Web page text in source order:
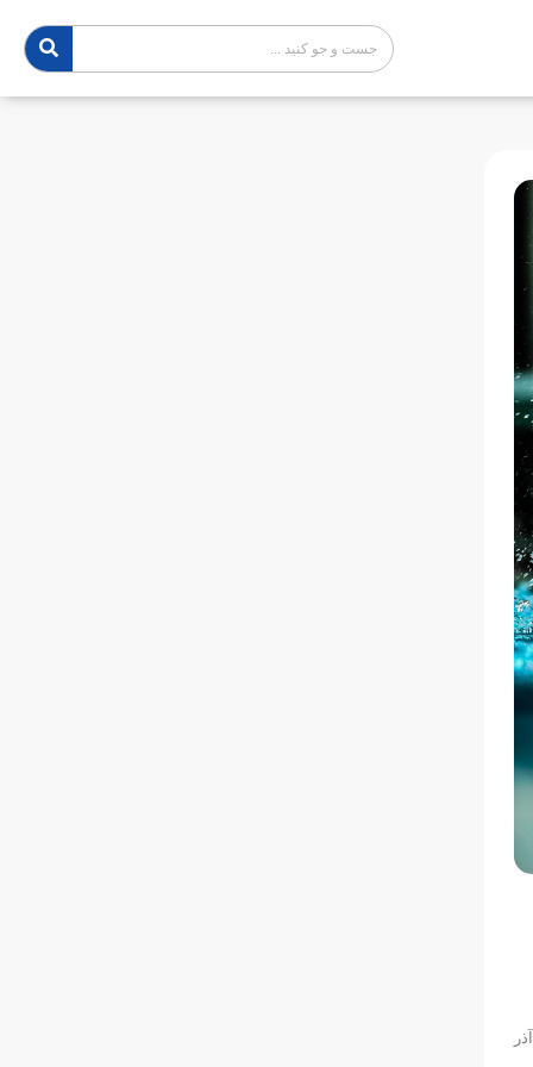
به گزارش روابط عمومی فدراسیون شنا، شیرجه و واترپلو؛ تیم ملی واترپلو ایران برای حضور در مسابقات انتخابی المپیک از ۱۶ تا ۲۰ دسامبر ۲۰۱۵ (۲۵ تا ۲۹ آذر